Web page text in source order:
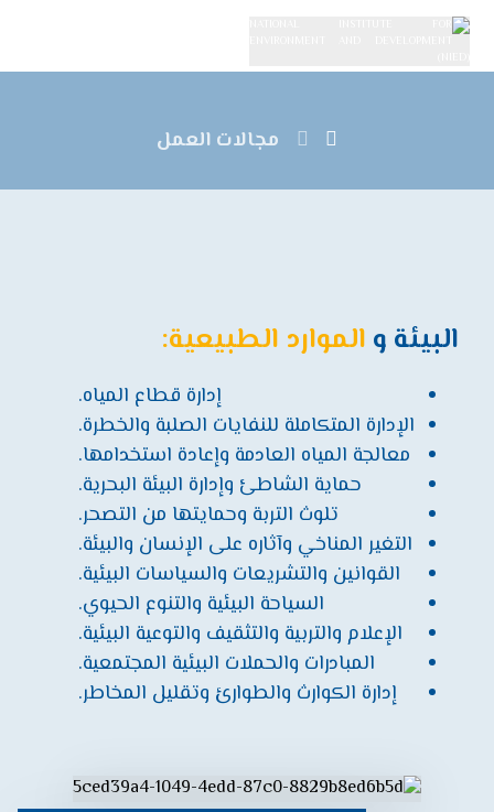
مجالات العمل
البيئة و الموارد الطبيعية:
إدارة قطاع المياه.
الإدارة المتكاملة للنفايات الصلبة والخطرة.
معالجة المياه العادمة وإعادة استخدامها.
حماية الشاطئ وإدارة البيئة البحرية.
تلوث التربة وحمايتها من التصحر.
التغير المناخي وآثاره على الإنسان والبيئة.
القوانين والتشريعات والسياسات البيئية.
السياحة البيئية والتنوع الحيوي.
الإعلام والتربية والتثقيف والتوعية البيئية.
المبادرات والحملات البيئية المجتمعية.
إدارة الكوارث والطوارئ وتقليل المخاطر.